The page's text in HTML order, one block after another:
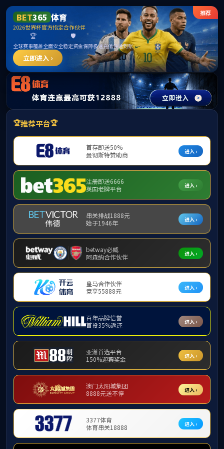
******
必威(betway·西汉姆联)官方网站 -
Platinum China
请输入验证码下载附件